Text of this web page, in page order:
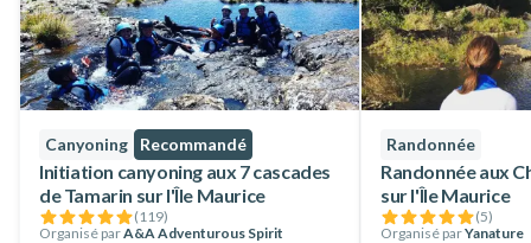
Canyoning Recommandé
Initiation canyoning aux 7 cascades
de Tamarin sur l'Île Maurice
(119)
Organisé parA&A Adventurous Spirit
Randonnée
Randonnée aux
sur l'Île Maurice
(5)
Organisé parYanature